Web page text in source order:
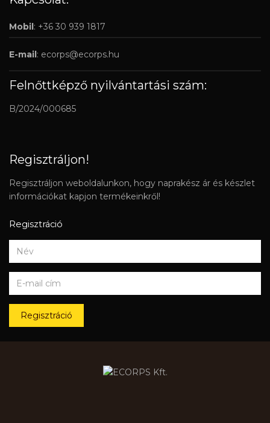
Mobil: +36 30 939 1817
E-mail: ecorps@ecorps.hu
Felnőttképző nyilvántartási szám:
B/2024/000685
Regisztráljon!
Regisztráljon weboldalunkon, hogy naprakész ár és készlet
információkat kapjon termékeinkről!
Regisztráció
Regisztráció